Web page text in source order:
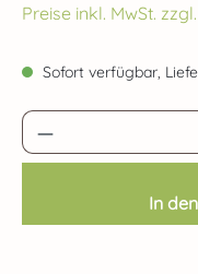
Preise inkl. MwSt.
Sofort verfügbar,
Produkt
In